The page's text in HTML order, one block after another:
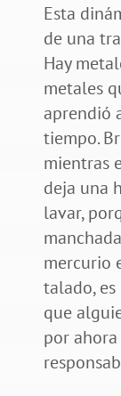
Esta
de una
Hay
metales
aprendió
tiempo.
mientras
deja una
lavar,
mercurio
talado,
que
por